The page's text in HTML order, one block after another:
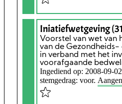
Iniatiefwetgeving
Voorstel van wet van
van de
in verband met het
voorafgaande
Ingediend op: 2008-09-
stemgedrag: voor.